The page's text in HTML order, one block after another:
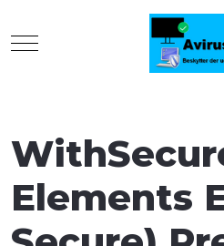
Mobile Menu Toggle
Elements